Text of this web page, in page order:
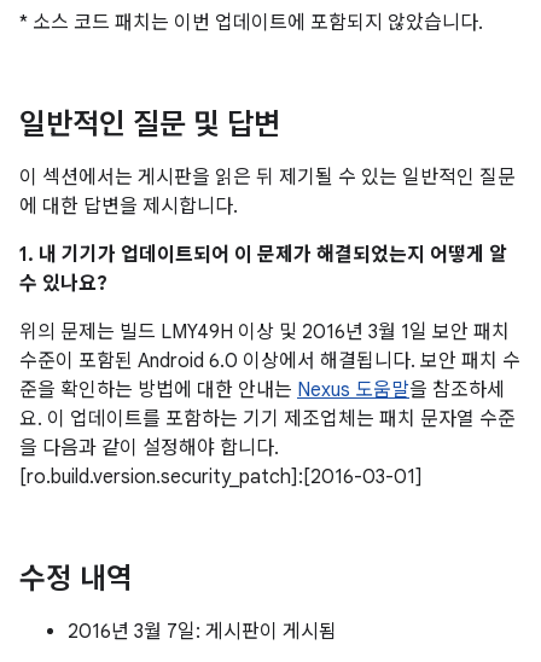
* 소스 코드 패치는 이번 업데이트에 포함되지 않았습니다.
일반적인 질문 및 답변
이 섹션에서는 게시판을 읽은 뒤 제기될 수 있는 일반적인 질문
에 대한 답변을 제시합니다.
1. 내 기기가 업데이트되어 이 문제가 해결되었는지 어떻게 알
수 있나요?
위의 문제는 빌드 LMY49H 이상 및 2016년 3월 1일 보안 패치
수준이 포함된 Android 6.0 이상에서 해결됩니다. 보안 패치 수
준을 확인하는 방법에 대한 안내는 Nexus 도움말을 참조하세
요. 이 업데이트를 포함하는 기기 제조업체는 패치 문자열 수준
을 다음과 같이 설정해야 합니다.
[ro.build.version.security_patch]:[2016-03-01]
수정 내역
2016년 3월 7일: 게시판이 게시됨